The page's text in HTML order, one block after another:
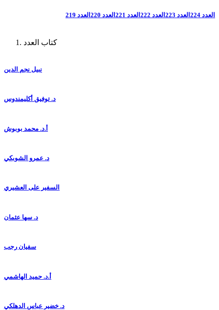
العدد 224 العدد 223 العدد 222 العدد 221 العدد 220 العدد 219
كتاب العدد
نبيل نجم الدين
د. توفيق أكليمندوس
أ.د. محمد بوبوش
د. عمرو الشوبكي
السفير على العشيري
د. سها عثمان
سفيان رجب
أ.د. حميد الهاشمي
د. خضير عباس الدهلكي